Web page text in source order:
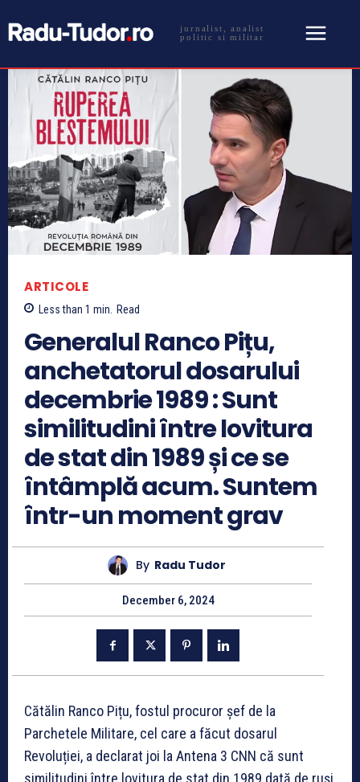
jurnalist, analist
politic si militar
ARTICOLE
Less than 1 min. Read
Generalul Ranco Pițu,
anchetatorul dosarului
decembrie 1989 : Sunt
similitudini între lovitura
de stat din 1989 și ce se
întâmplă acum. Suntem
într-un moment grav
By Radu Tudor
December 6, 2024
Cătălin Ranco Pițu, fostul procuror șef de la
Parchetele Militare, cel care a făcut dosarul
Revoluției, a declarat joi la Antena 3 CNN că sunt
similitudini între lovitura de stat din 1989 dată de ruși